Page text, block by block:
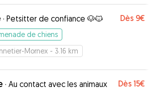
· Petsitter de confiance 🐶🐱 Dès 9€
de chiens
Mornex - 3.16 km
· Au contact avec les animaux
Dès 15€